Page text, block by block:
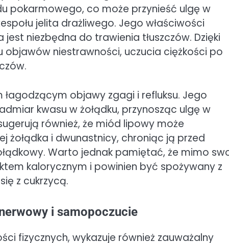
pokarmowego, co może przynieść ulgę w
jelita drażliwego. Jego właściwości
niezbędna do trawienia tłuszczów. Dzięki
niestrawności, uczucia ciężkości po
objawy zgagi i refluksu. Jego
kwasu w żołądku, przynosząc ulgę w
również, że miód lipowy może
żołądka i dwunastnicy, chroniąc ją przed
Warto jednak pamiętać, że mimo
kalorycznym i powinien być spożywany z
z cukrzycą.
i samopoczucie
fizycznych, wykazuje również zauważalny